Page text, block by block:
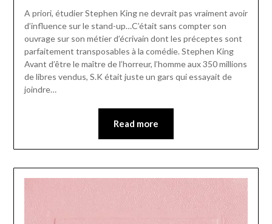
A priori, étudier Stephen King ne devrait pas vraiment avoir
d’influence sur le stand-up…C’était sans compter son
ouvrage sur son métier d’écrivain dont les préceptes sont
parfaitement transposables à la comédie. Stephen King
Avant d’être le maître de l’horreur, l’homme aux 350 millions
de libres vendus, S.K était juste un gars qui essayait de
joindre…
Read more